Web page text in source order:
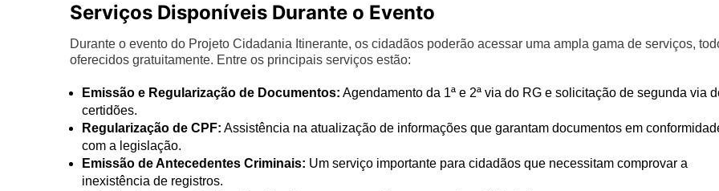
Serviços Disponíveis Durante o Evento
Durante o evento do Projeto Cidadania Itinerante, os cidadãos poderão acessar uma ampla gama de serviços,
oferecidos gratuitamente. Entre os principais serviços estão:
Emissão e Regularização de Documentos: Agendamento da 1ª e 2ª via do RG e solicitação de segunda via
certidões.
Regularização de CPF: Assistência na atualização de informações que garantam documentos em
com a legislação.
Emissão de Antecedentes Criminais: Um serviço importante para cidadãos que necessitam comprovar a
inexistência de registros.